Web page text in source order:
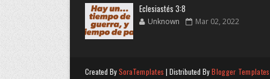
Eclesiastés 3:8
Unknown Mar 02, 2022
Created BySoraTemplates | Distributed ByBlogger Templates